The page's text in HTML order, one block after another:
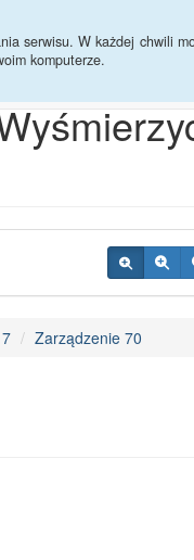
serwisu. W każdej chwili
komputerze.
Przycisk wyszukaj duży
Zarządzenie 70